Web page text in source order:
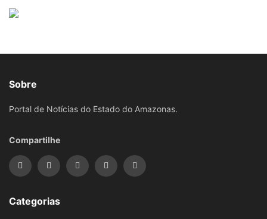
Sobre
Portal de Notícias do Estado do Amazonas.
Compartilhe
Categorias